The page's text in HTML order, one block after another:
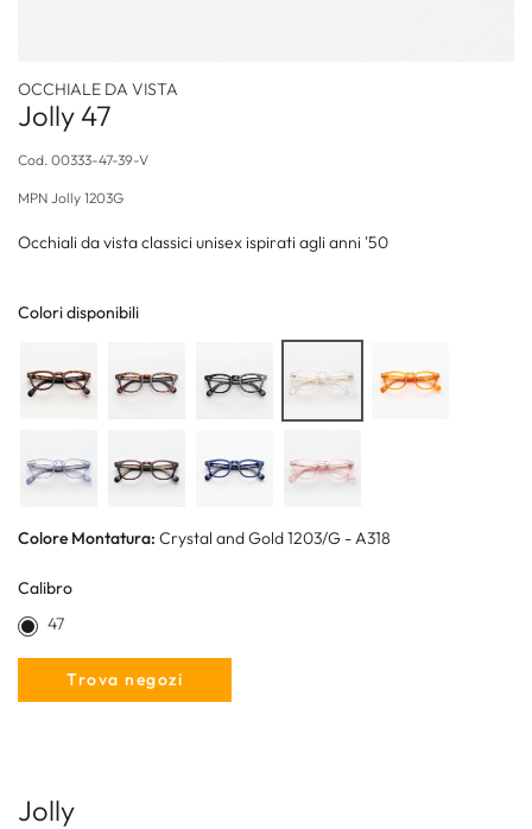
OCCHIALE DA VISTA
Jolly 47
Cod. 00333-47-39-V
MPN Jolly 1203G
Occhiali da vista classici unisex ispirati agli anni '50
Colori disponibili
Colore Montatura: Crystal and Gold 1203/G - A318
Calibro
47
Trova negozi
Jolly